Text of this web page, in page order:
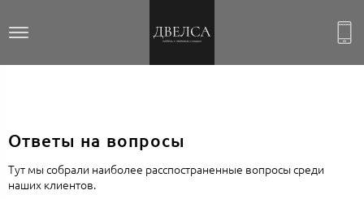
Ответы на вопросы
Тут мы собрали наиболее расспостраненные вопросы среди
наших клиентов.